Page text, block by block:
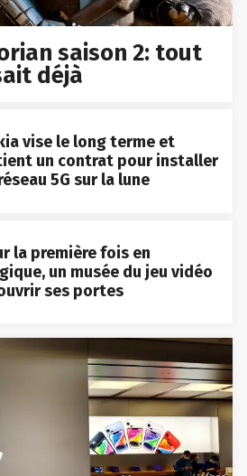
saison 2: tout
déjà
vise le long terme et
un contrat pour installer
5G sur la lune
la première fois en
un musée du jeu vidéo
ses portes